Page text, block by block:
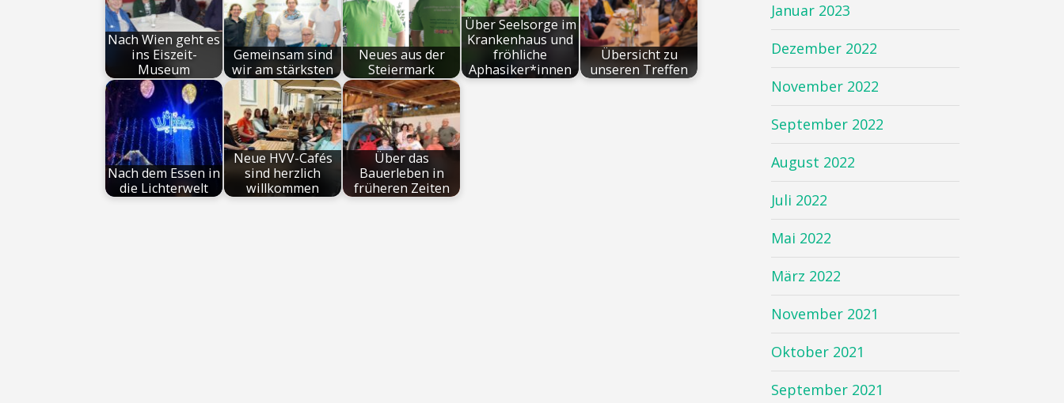
Nach Wien geht es
ins Eiszeit-
Museum
Gemeinsam sind
wir am stärksten
Neues aus der
Steiermark
Über Seelsorge im
Krankenhaus und
fröhliche
Aphasiker*innen
Übersicht zu
unseren Treffen
Nach dem Essen in
die Lichterwelt
Neue HVV-Cafés
sind herzlich
willkommen
Über das
Bauerleben in
früheren Zeiten
Januar 2023
Dezember 2022
November 2022
September 2022
August 2022
Juli 2022
Mai 2022
März 2022
November 2021
Oktober 2021
September 2021